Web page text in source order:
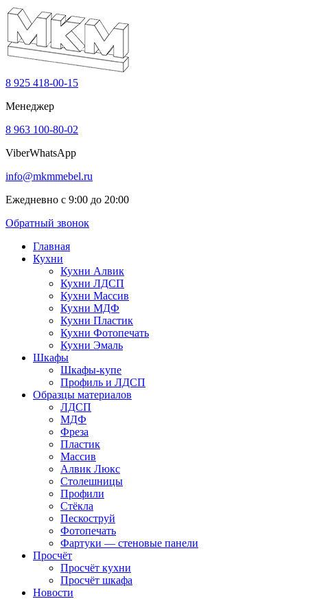
8 925 418-00-15
Менеджер
8 963 100-80-02
ViberWhatsApp
info@mkmmebel.ru
Ежедневно с 9:00 до 20:00
Обратный звонок
Главная
Кухни
Кухни Алвик
Кухни ЛДСП
Кухни Массив
Кухни МДФ
Кухни Пластик
Кухни Фотопечать
Кухни Эмаль
Шкафы
Шкафы-купе
Профиль и ЛДСП
Образцы материалов
ЛДСП
МДФ
Фреза
Пластик
Массив
Алвик Люкс
Столешницы
Профили
Стёкла
Пескоструй
Фотопечать
Фартуки — стеновые панели
Просчёт
Просчёт кухни
Просчёт шкафа
Новости